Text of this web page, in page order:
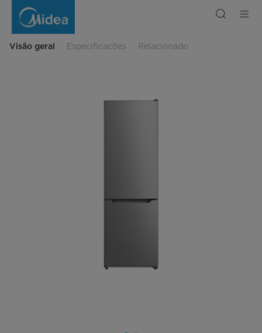
montagem
Visão geral Especificações Relacionado